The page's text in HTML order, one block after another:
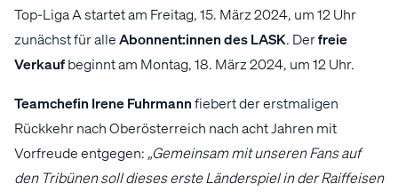
Top-Liga A startet am Freitag, 15. März 2024, um 12 Uhr
zunächst für alleAbonnent:innendes LASK. Derfreie
Verkaufbeginnt am Montag, 18. März 2024, um 12 Uhr.
Teamchefin Irene Fuhrmannfiebert der erstmaligen
Rückkehr nach Oberösterreich nach acht Jahren mit
Vorfreude entgegen: „Gemeinsam mit unseren Fans auf
den Tribünen soll dieses erste Länderspiel in der Raiffeisen